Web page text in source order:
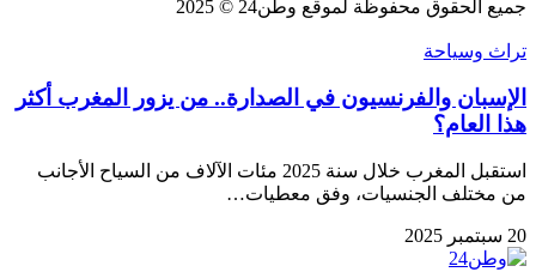
جميع الحقوق محفوظة لموقع وطن24 © 2025
تراث وسياحة
الإسبان والفرنسيون في الصدارة.. من يزور المغرب أكثر
هذا العام؟
استقبل المغرب خلال سنة 2025 مئات الآلاف من السياح الأجانب
من مختلف الجنسيات، وفق معطيات…
20 سبتمبر 2025